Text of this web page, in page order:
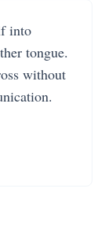
into
tongue.
without